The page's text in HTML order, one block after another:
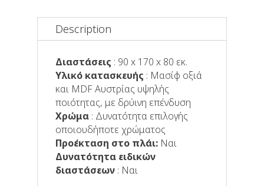
Description
Διαστάσεις : 90 x 170 x 80 εκ.
Υλικό κατασκευής : Μασίφ οξιά
και MDF Αυστρίας υψηλής
ποιότητας, με δρύινη επένδυση
Χρώμα: Δυνατότητα επιλογής
οποιουδήποτε χρώματος
Προέκταση στο πλάι:Ναι
Δυνατότητα ειδικών
διαστάσεων: Ναι